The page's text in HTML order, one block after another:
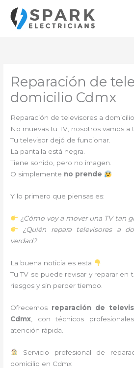
contenido
Reparación de
domicilio Cdmx
Reparación de televisores a
No muevas tu TV, nosotros vamos a
Tu televisor dejó de funcionar.
La pantalla está negra.
Tiene sonido, pero no imagen.
O simplemente no prende
Y lo primero que piensas es:
¿Cómo voy a mover una TV tan
¿Quién repara televisores a
verdad?
La buena noticia es esta
Tu TV se puede revisar y reparar en
riesgos y sin perder tiempo.
Ofrecemos reparación de
Cdmx , con técnicos
atención rápida.
Servicio profesional de
domicilio en Cdmx